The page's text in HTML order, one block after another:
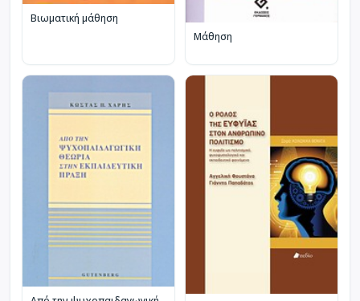
Βιωματική μάθηση
Μάθηση